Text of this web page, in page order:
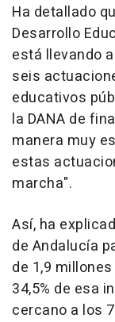
Ha detallado
Desarrollo
está llevando
seis
educativos
la DANA de
manera muy
estas
marcha".
Así, ha
de Andalucía
de 1,9
34,5% de esa
cercano a los